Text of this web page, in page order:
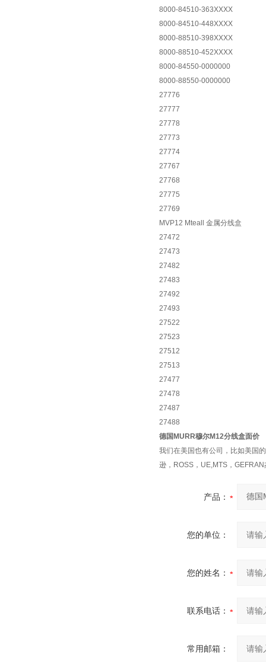
8000-84510-363XXXX
8000-84510-448XXXX
8000-88510-398XXXX
8000-88510-452XXXX
8000-84550-0000000
8000-88550-0000000
27776
27777
27778
27773
27774
27767
27768
27775
27769
MVP12 Mteall 金属分线盒
27472
27473
27482
27483
27492
27493
27522
27523
27512
27513
27477
27478
27487
27488
德国MURR穆尔M12分线盒面价
我们在美国也有公司，比如美国
逊，ROSS，UE,MTS，
产品：
您的单位：
您的姓名：
联系电话：
常用邮箱：